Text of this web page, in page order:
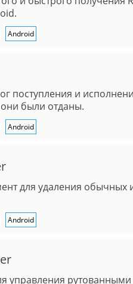
Android
поступления и
были отданы.
Android
для удаления обычных
Android
управления